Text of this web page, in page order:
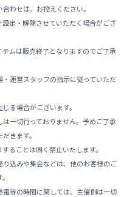
わせは、お控えください。
定・解除させていただく場合がござ
ムは販売終了となりますのでご了承
運営スタッフの指示に従っていただ
る場合がございます。
一切行っておりません。予めご了承
きます。
ることは固く禁止いたします。
込みや集会などは、他のお客様のご
等の時間に関しては、主催側は一切